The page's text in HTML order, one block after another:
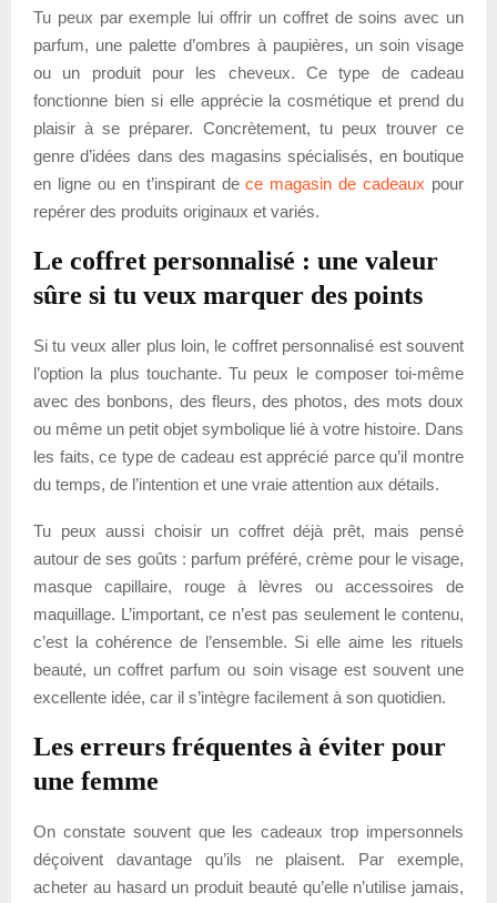
Tu peux par exemple lui offrir un coffret de soins avec un
parfum, une palette d’ombres à paupières, un soin visage
ou un produit pour les cheveux. Ce type de cadeau
fonctionne bien si elle apprécie la cosmétique et prend du
plaisir à se préparer. Concrètement, tu peux trouver ce
genre d’idées dans des magasins spécialisés, en boutique
en ligne ou en t’inspirant dece magasin de cadeaux pour
repérer des produits originaux et variés.
Le coffret personnalisé : une valeur
sûre si tu veux marquer des points
Si tu veux aller plus loin, le coffret personnalisé est souvent
l’option la plus touchante. Tu peux le composer toi-même
avec des bonbons, des fleurs, des photos, des mots doux
ou même un petit objet symbolique lié à votre histoire. Dans
les faits, ce type de cadeau est apprécié parce qu’il montre
du temps, de l’intention et une vraie attention aux détails.
Tu peux aussi choisir un coffret déjà prêt, mais pensé
autour de ses goûts : parfum préféré, crème pour le visage,
masque capillaire, rouge à lèvres ou accessoires de
maquillage. L’important, ce n’est pas seulement le contenu,
c’est la cohérence de l’ensemble. Si elle aime les rituels
beauté, un coffret parfum ou soin visage est souvent une
excellente idée, car il s’intègre facilement à son quotidien.
Les erreurs fréquentes à éviter pour
une femme
On constate souvent que les cadeaux trop impersonnels
déçoivent davantage qu’ils ne plaisent. Par exemple,
acheter au hasard un produit beauté qu’elle n’utilise jamais,